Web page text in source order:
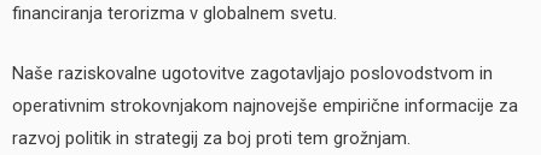
financiranja terorizma v globalnem svetu.
Naše raziskovalne ugotovitve zagotavljajo poslovodstvom in
operativnim strokovnjakom najnovejše empirične informacije za
razvoj politik in strategij za boj proti tem grožnjam.